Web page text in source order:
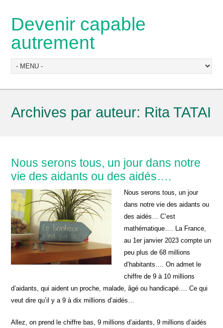
Devenir capable
autrement
Archives par auteur: Rita TATAI
Nous serons tous, un jour dans notre
vie des aidants ou des aidés….
Nous serons tous, un jour
dans notre vie des aidants ou
des aidés… C’est
mathématique…. La France,
au 1er janvier 2023 compte un
peu plus de 68 millions
d’habitants…. On admet le
chiffre de 9 à 10 millions
d’aidants, qui aident un proche, malade, âgé ou handicapé…. Ce qui
veut dire qu’il y a 9 à dix millions d’aidés…
Allez, on prend le chiffre bas, 9 millions d’aidants, 9 millions d’aidés